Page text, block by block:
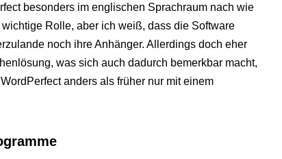
besonders im englischen Sprachraum nach wie
Rolle, aber ich weiß, dass die Software
noch ihre Anhänger. Allerdings doch eher
was sich auch dadurch bemerkbar macht,
anders als früher nur mit einem